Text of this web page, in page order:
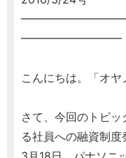
━━━━━━━━━
こんにちは。「オヤ
さて、今回のトピ
る社員への融資制度